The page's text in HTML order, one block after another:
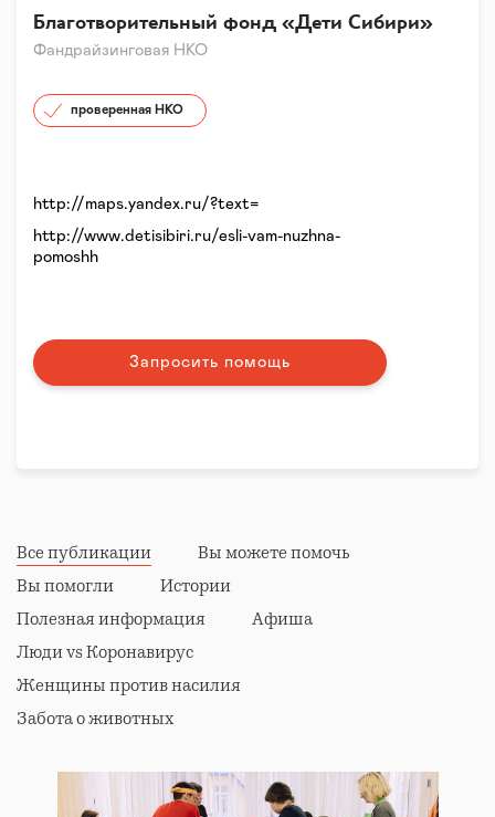
Фандрайзинговая НКО
Благотворительный фонд «Дети Сибири»
проверенная НКО
http://maps.yandex.ru/?text=
http://www.detisibiri.ru/esli-vam-nuzhna-
pomoshh
Запросить помощь
Все публикации
Вы можете помочь
Вы помогли
Истории
Полезная информация
Афиша
Люди vs Коронавирус
Женщины против насилия
Забота о животных